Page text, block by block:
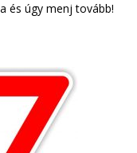
és úgy menj tovább!